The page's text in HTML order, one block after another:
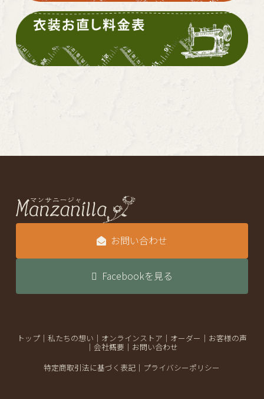
お問い合わせ
Facebookを見る
トップ｜ 私たちの想い オンラインストア オーダー
お客様の声
会社概要 お問い合わせ
特定商取引法に基づく表記 プライバシーポリシー